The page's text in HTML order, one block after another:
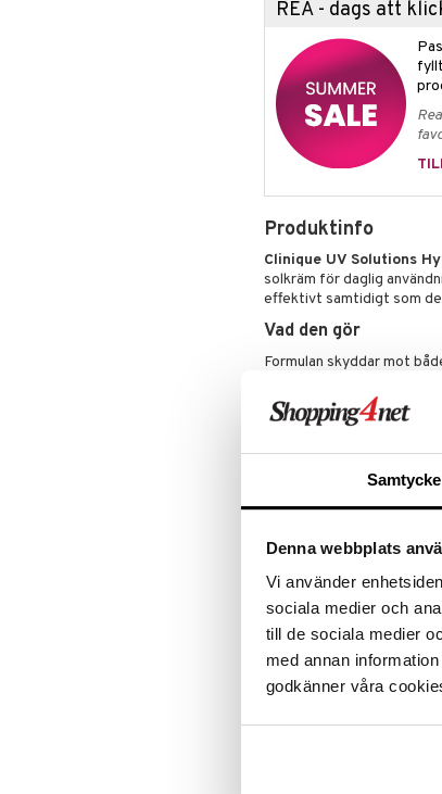
Samtycke
Denna webbplats
Vi använder
sociala medier och
till de sociala medier
med annan
godkänner våra
REA - dags att
Produktinfo
Clinique UV Solutions
solkräm för daglig
effektivt samtidigt som
Vad den gör
Formulan skyddar mot
över huden, absorberas
direkt vid applicering och
Berikad med E-vitamin,
att motverka fria radikaler
Passar hud med
Dermatologiskt
Säker för känslig hud
100 % parfymfri
Användning
Applicera på nytt
Vi rekommenderar Take